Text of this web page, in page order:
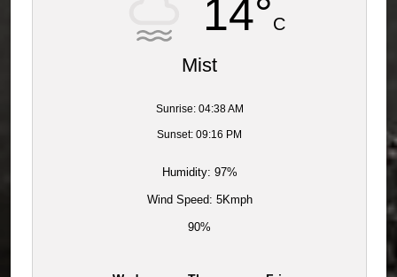
14°C
Mist
Sunrise: 04:38 AM
Sunset: 09:16 PM
Humidity: 97%
Wind Speed: 5Kmph
90%